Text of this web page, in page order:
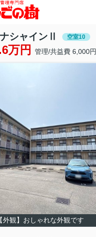
シャインⅡ 空室10
万円 管理/共益費 6,000円
【外観】おしゃれな外観です